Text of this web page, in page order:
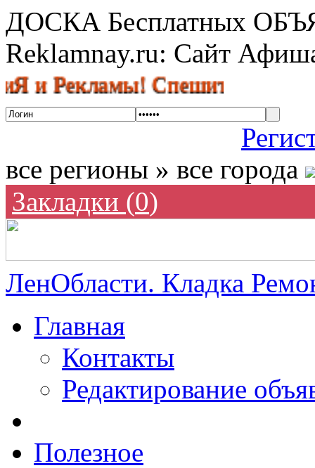
ДОСКА Бесплатных
Reklamnay.ru: Сайт
Спешите разместить
все регионы » все города
Закладки (0)
ЛенОбласти. Кладка
Главная
Контакты
Редактирование
Полезное